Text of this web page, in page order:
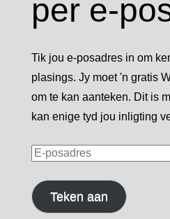
per e-
Tik jou e-posadres in om
plasings. Jy moet 'n gratis
om te kan aanteken. Dit is
kan enige tyd jou inligting
E-
Teken aan